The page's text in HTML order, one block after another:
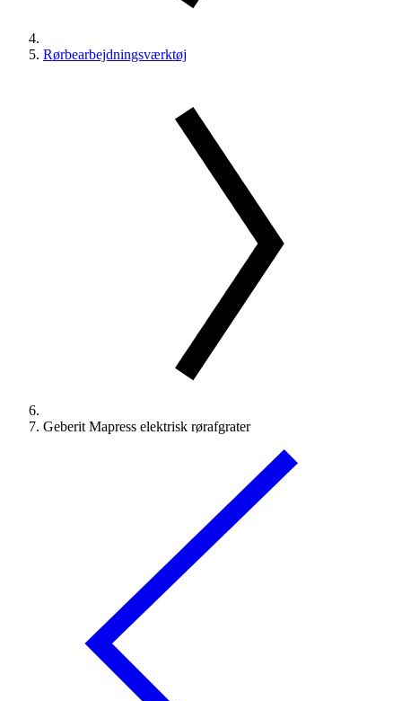
Rørbearbejdningsværktøj
Geberit Mapress elektrisk rørafgrater